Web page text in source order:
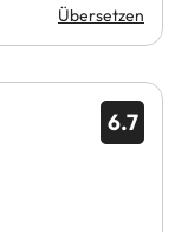
Übersetzen
6.7